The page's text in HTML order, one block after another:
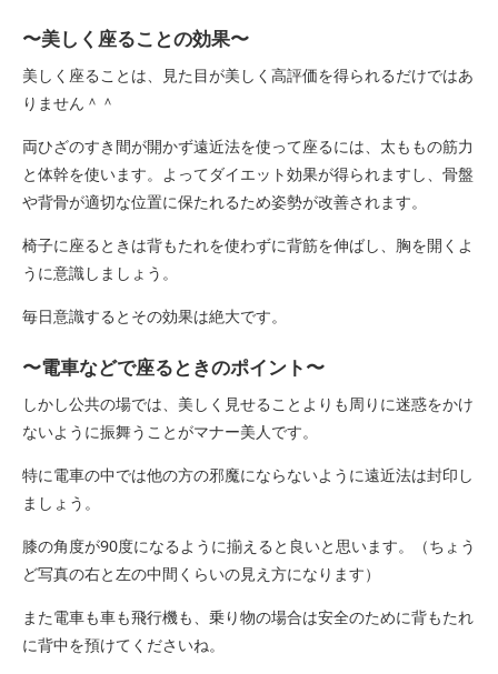
〜美しく座ることの効果〜
美しく座ることは、見た目が美しく高評価を得られるだけではあ
りません＾＾
両ひざのすき間が開かず遠近法を使って座るには、太ももの筋力
と体幹を使います。よってダイエット効果が得られますし、骨盤
や背骨が適切な位置に保たれるため姿勢が改善されます。
椅子に座るときは背もたれを使わずに背筋を伸ばし、胸を開くよ
うに意識しましょう。
毎日意識するとその効果は絶大です。
〜電車などで座るときのポイント〜
しかし公共の場では、美しく見せることよりも周りに迷惑をかけ
ないように振舞うことがマナー美人です。
特に電車の中では他の方の邪魔にならないように遠近法は封印し
ましょう。
膝の角度が90度になるように揃えると良いと思います。（ちょう
ど写真の右と左の中間くらいの見え方になります）
また電車も車も飛行機も、乗り物の場合は安全のために背もたれ
に背中を預けてくださいね。